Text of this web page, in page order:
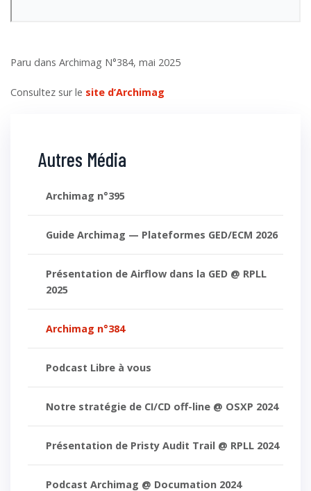
Paru dans Archimag N°384, mai 2025
Consultez sur le site d’Archimag
Autres Média
Archimag n°395
Guide Archimag — Plateformes GED/ECM 2026
Présentation de Airflow dans la GED @ RPLL
2025
Archimag n°384
Podcast Libre à vous
Notre stratégie de CI/CD off-line @ OSXP 2024
Présentation de Pristy Audit Trail @ RPLL 2024
Podcast Archimag @ Documation 2024